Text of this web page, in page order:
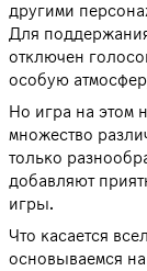
другими
Для
отключен
особую
Но игра на этом
множество
только
добавляют
игры.
Что касается
основываемся